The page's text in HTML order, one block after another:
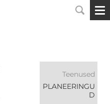
Teenused
PLANEERINGU
D